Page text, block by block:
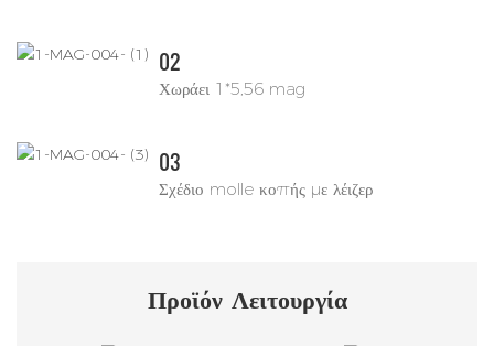
02
Χωράει 1*5,56 mag
03
Σχέδιο molle κοπής με λέιζερ
Προϊόν Λειτουργία